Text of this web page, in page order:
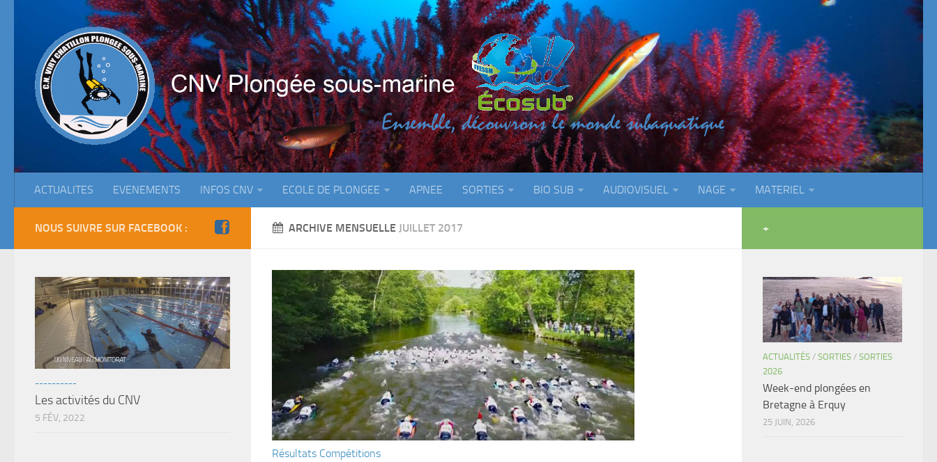
ACTUALITES EVENEMENTS INFOS CNV ECOLE DE PLONGEE APNEE SORTIES BIO SUB AUDIOVISUEL NAGE MATERIEL
ARCHIVE MENSUELLE JUILLET 2017
Résultats Compétitions
NOUS SUIVRE SUR FACEBOOK :
----------
Les activités du CNV
5 FÉV, 2022
+
ACTUALITÉS / SORTIES / SORTIES
2026
Week-end plongées en
Bretagne à Erquy
25 JUIN, 2026